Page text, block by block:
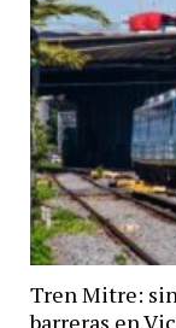
Tren Mitre:
barreras en